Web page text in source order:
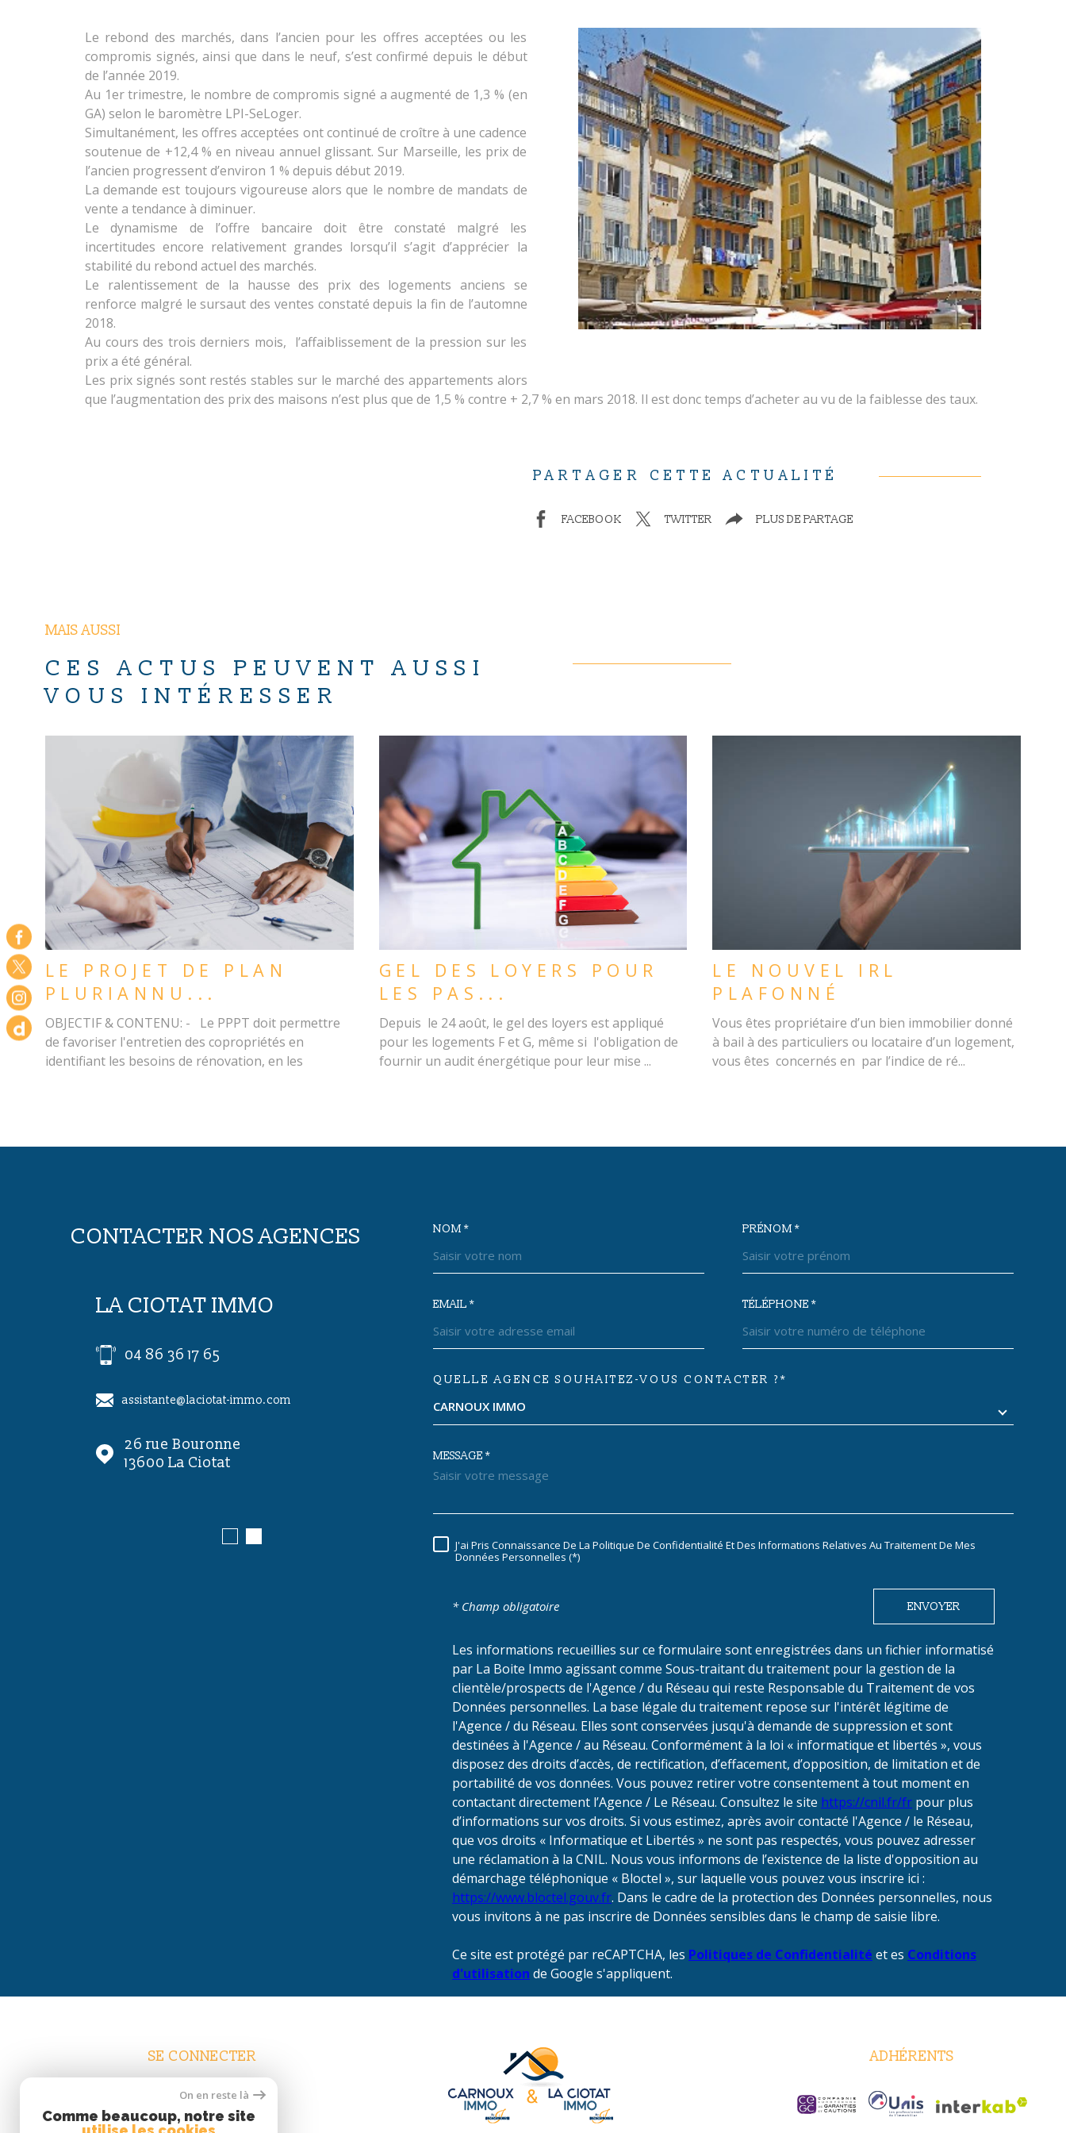
CONTACT
Le rebond des marchés, dans l’ancien pour les offres acceptées ou les
compromis signés, ainsi que dans le neuf, s’est confirmé depuis le début
de l’année 2019.
Au 1er trimestre, le nombre de compromis signé a augmenté de 1,3 % (en
GA) selon le baromètre LPI-SeLoger.
Simultanément, les offres acceptées ont continué de croître à une cadence
soutenue de +12,4 % en niveau annuel glissant. Sur Marseille, les prix de
l’ancien progressent d’environ 1 % depuis début 2019.
La demande est toujours vigoureuse alors que le nombre de mandats de
vente a tendance à diminuer.
Le dynamisme de l’offre bancaire doit être constaté malgré les
incertitudes encore relativement grandes lorsqu’il s’agit d’apprécier la
stabilité du rebond actuel des marchés.
Le ralentissement de la hausse des prix des logements anciens se
renforce malgré le sursaut des ventes constaté depuis la fin de l’automne
2018.
Au cours des trois derniers mois, l’affaiblissement de la pression sur les
prix a été général.
Les prix signés sont restés stables sur le marché des appartements alors
que l’augmentation des prix des maisons n’est plus que de 1,5 % contre + 2,7 % en mars 2018. Il est donc temps d’acheter au vu de la faiblesse des taux.
PARTAGER CETTE ACTUALITÉ
FACEBOOK TWITTER PLUS DE PARTAGE
MAIS AUSSI
CES ACTUS PEUVENT AUSSI
VOUS INTÉRESSER
LE PROJET DE PLAN
PLURIANNU...
OBJECTIF & CONTENU: - Le PPPT doit permettre
de favoriser l'entretien des copropriétés en
identifiant les besoins de rénovation, en les
LIRE L'ARTICLE
GEL DES LOYERS POUR
LES PAS...
Depuis le 24 août, le gel des loyers est appliqué
pour les logements F et G, même si l'obligation de
fournir un audit énergétique pour leur mise ...
LIRE L'ARTICLE
LE NOUVEL IRL
PLAFONNÉ
Vous êtes propriétaire d’un bien immobilier donné
à bail à des particuliers ou locataire d’un logement,
vous êtes concernés en par l’indice de ré...
LIRE L'ARTICLE
CONTACTER NOS AGENCES
LA CIOTAT IMMO
04 86 36 17 65
assistante@laciotat-immo.com
26 rue Bouronne
13600
La Ciotat
CARNOUX IMMO
04 42 73 72 89
assistante@carnoux-immobilier.com
13470 Carnoux-En-Provence
TRAD_MELTEM_VOSCOORDONNEES
NOM * PRÉNOM *
EMAIL * TÉLÉPHONE *
TRAD_MELTEM_VOREDEMANDE
QUELLE AGENCE SOUHAITEZ-VOUS CONTACTER ?*
CARNOUX IMMO
MESSAGE *
RÈGLEMENTATION
J'ai Pris Connaissance De La Politique De Confidentialité Et Des Informations Relatives Au Traitement De Mes
Données Personnelles (*)
* Champ obligatoire ENVOYER
Les informations recueillies sur ce formulaire sont enregistrées dans un fichier informatisé
par La Boite Immo agissant comme Sous-traitant du traitement pour la gestion de la
clientèle/prospects de l'Agence / du Réseau qui reste Responsable du Traitement de vos
Données personnelles. La base légale du traitement repose sur l'intérêt légitime de
l'Agence / du Réseau. Elles sont conservées jusqu'à demande de suppression et sont
destinées à l'Agence / au Réseau. Conformément à la loi « informatique et libertés », vous
disposez des droits d’accès, de rectification, d’effacement, d’opposition, de limitation et de
portabilité de vos données. Vous pouvez retirer votre consentement à tout moment en
contactant directement l’Agence / Le Réseau. Consultez le site https://cnil.fr/fr pour plus
d’informations sur vos droits. Si vous estimez, après avoir contacté l'Agence / le Réseau,
que vos droits « Informatique et Libertés » ne sont pas respectés, vous pouvez adresser
une réclamation à la CNIL. Nous vous informons de l’existence de la liste d'opposition au
démarchage téléphonique « Bloctel », sur laquelle vous pouvez vous inscrire ici :
https://www.bloctel.gouv.fr. Dans le cadre de la protection des Données personnelles, nous
vous invitons à ne pas inscrire de Données sensibles dans le champ de saisie libre.
Ce site est protégé par reCAPTCHA, les Politiques de Confidentialité et es Conditions
d'utilisation de Google s'appliquent.
SE CONNECTER
ESPACE TRANSACTIONS
ESPACE COPROPRIÉTAIRES
ADHÉRENTS
On en reste là
Comme beaucoup, notre site